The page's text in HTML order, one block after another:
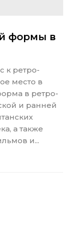
формы в
к ретро-
место в
в ретро-
и ранней
а также
и...